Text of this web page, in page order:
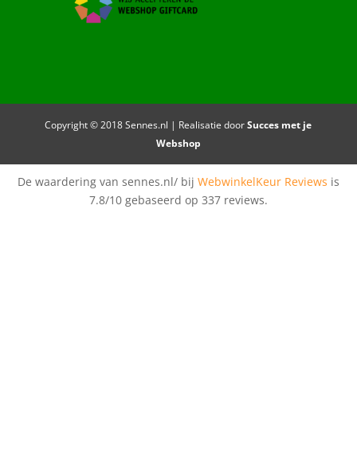
Copyright © 2018 Sennes.nl | Realisatie doorSucces met je
Webshop
De waardering van sennes.nl/ bij WebwinkelKeur Reviews is
7.8/10 gebaseerd op 337 reviews.